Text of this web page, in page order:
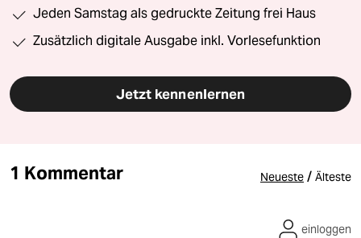
Jeden Samstag als gedruckte Zeitung frei Haus
Zusätzlich digitale Ausgabe inkl. Vorlesefunktion
Jetzt kennenlernen
1 Kommentar Neueste / Älteste
einloggen